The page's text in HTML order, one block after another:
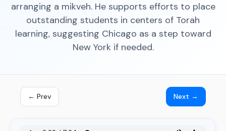
arranging a mikveh. He supports efforts to place
outstanding students in centers of Torah
learning, suggesting Chicago as a step toward
New York if needed.
← Prev Next →